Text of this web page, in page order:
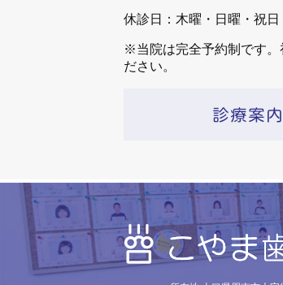
休診日：木曜・日曜・祝日
※当院は完全予約制です。
ださい。